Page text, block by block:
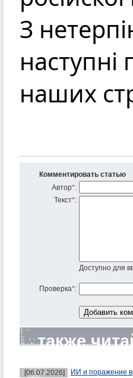
З
наших
Комментировать статью
Автор*:
Текст*:
Доступно для
Проверка*:
также
[06.07.2026]
ИИ и поражение